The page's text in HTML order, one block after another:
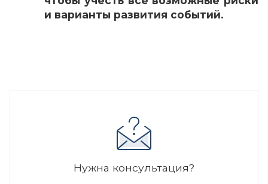
и варианты развития событий.
Нужна консультация?